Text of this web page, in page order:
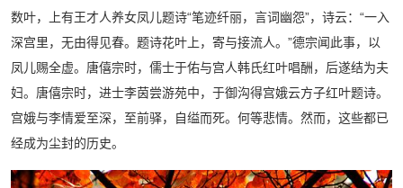
数叶，上有王才人养女凤儿题诗“笔迹纤丽，言词幽怨”，诗云：“一入
深宫里，无由得见春。题诗花叶上，寄与接流人。”德宗闻此事，以
凤儿赐全虚。唐僖宗时，儒士于佑与宫人韩氏红叶唱酬，后遂结为夫
妇。唐僖宗时，进士李茵尝游苑中，于御沟得宫娥云方子红叶题诗。
宫娥与李情爱至深，至前驿，自缢而死。何等悲情。然而，这些都已
经成为尘封的历史。